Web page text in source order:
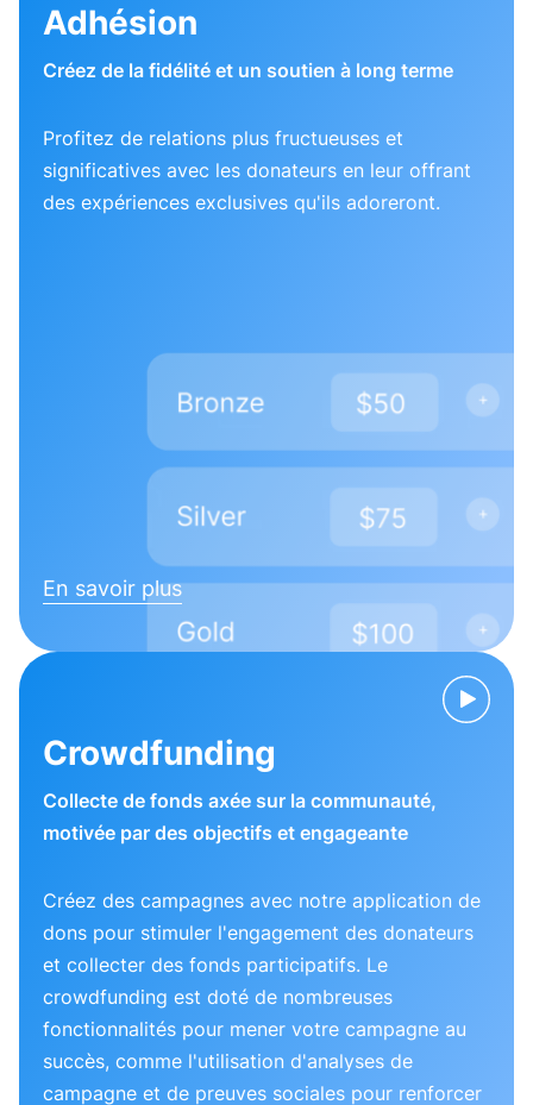
Adhésion
Créez de la fidélité et un soutien à long terme
Profitez de relations plus fructueuses et
significatives avec les donateurs en leur offrant
des expériences exclusives qu'ils adoreront.
En savoir plus
Crowdfunding
Collecte de fonds axée sur la communauté,
motivée par des objectifs et engageante
Créez des campagnes avec notre application de
dons pour stimuler l'engagement des donateurs
et collecter des fonds participatifs. Le
crowdfunding est doté de nombreuses
fonctionnalités pour mener votre campagne au
succès, comme l'utilisation d'analyses de
campagne et de preuves sociales pour renforcer